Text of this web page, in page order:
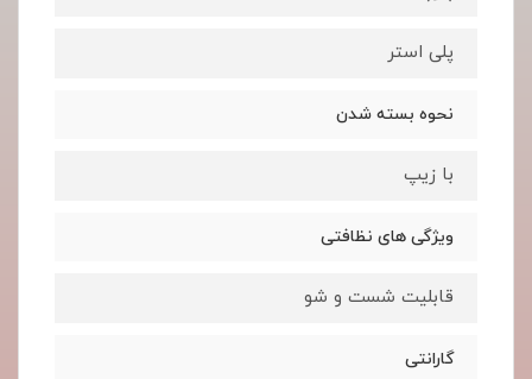
پلی استر
نحوه بسته شدن
با زیپ
ویژگی های نظافتی
قابلیت شست و شو
گارانتی